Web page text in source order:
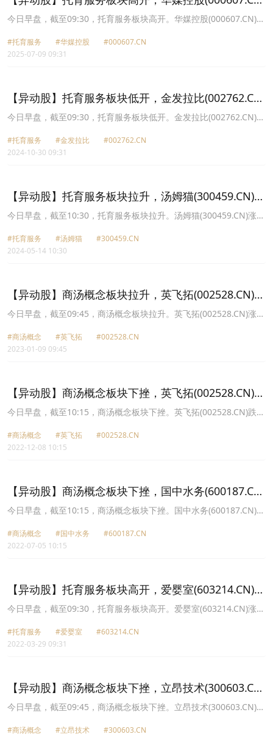
涨10.1%
今日早盘，截至09:30，托育服务板块高开。华媒控股(000607.CN)涨
版(600551.CN)涨3.85%报9.43元，孩子王(301078.CN)涨3.22%报
13.47元，昂立教育(600661.CN)涨2.48%报11.15元，孚日股份
#托育服务 #华媒控股
#000607.CN
2025-07-09 09:31
【异动股】托育服务板块低开，金发拉比(002762.CN)
跌6.83%
今日早盘，截至09:30，托育服务板块低开。金发拉比(002762.CN)跌
(301078.CN)跌4.83%报11.04元，ST易联众(300096.CN)跌1.87%报
3.67元，和晶科技(300279.CN)跌1.68%报6.45元，鸿合科技
#托育服务 #金发拉比
#002762.CN
2024-10-30 09:31
【异动股】托育服务板块拉升，汤姆猫(300459.CN)涨
13.28%
今日早盘，截至10:30，托育服务板块拉升。汤姆猫(300459.CN)涨
联众(300096.CN)涨3.65%报2.84元，创源股份(300703.CN)涨3.22%
报9.29元，鸿合科技(002955.CN)涨2.93%报23.56元，和晶科技
#托育服务 #汤姆猫
#300459.CN
2024-05-14 10:30
【异动股】商汤概念板块拉升，英飞拓(002528.CN)涨
10.01%
今日早盘，截至09:45，商汤概念板块拉升。英飞拓(002528.CN)涨
信(300287.CN)涨1.96%报3.64元，瑞芯微(603893.CN)涨1.86%报
72.9元，和晶科技(300279.CN)涨1.18%报5.15元，盛通股份
#商汤概念 #英飞拓
#002528.CN
2023-01-09 09:45
【异动股】商汤概念板块下挫，英飞拓(002528.CN)跌
9.25%
今日早盘，截至10:15，商汤概念板块下挫。英飞拓(002528.CN)跌
子(300479.CN)跌2.94%报18.48元，瑞芯微(603893.CN)跌2.94%报
74.74元，飞利信(300287.CN)跌1.83%报3.76元，立昂技术
#商汤概念 #英飞拓
#002528.CN
2022-12-08 10:15
【异动股】商汤概念板块下挫，国中水务(600187.CN)
跌7.62%
今日早盘，截至10:15，商汤概念板块下挫。国中水务(600187.CN)跌
(300603.CN)跌2.19%报11.18元，神思电子(300479.CN)跌1.84%报
21.36元，飞利信(300287.CN)跌1.72%报3.99元，和晶科技
#商汤概念 #国中水务
#600187.CN
2022-07-05 10:15
【异动股】托育服务板块高开，爱婴室(603214.CN)涨
10.02%
今日早盘，截至09:30，托育服务板块高开。爱婴室(603214.CN)涨
(301078.CN)涨7.77%报19.41元，金发拉比(002762.CN)涨4.52%报
9.48元，威创股份(002308.CN)涨2.50%报4.51元，创源股份
#托育服务 #爱婴室
#603214.CN
2022-03-29 09:31
【异动股】商汤概念板块下挫，立昂技术(300603.CN)
跌4.98%
今日早盘，截至09:45，商汤概念板块下挫。立昂技术(300603.CN)跌
科技(300279.CN)跌2.49%报8.22元，飞利信(300287.CN)跌1.25%报
#商汤概念 #立昂技术
#300603.CN